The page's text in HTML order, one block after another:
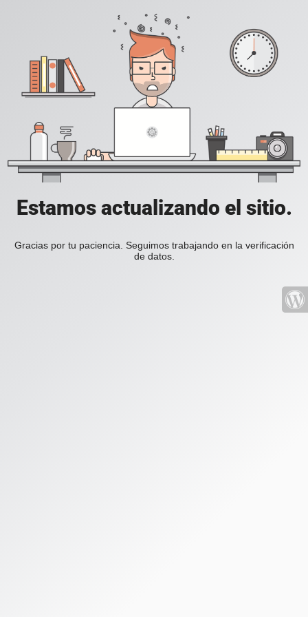
Estamos actualizando el sitio.
Gracias por tu paciencia. Seguimos trabajando en la verificación
de datos.